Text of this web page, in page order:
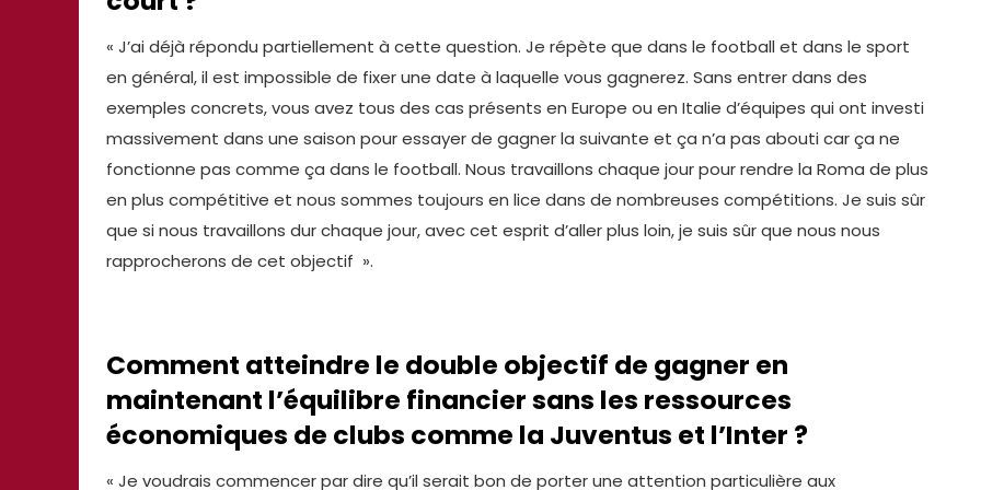
« J’ai déjà répondu partiellement à cette question. Je répète que dans le football et dans le sport
en général, il est impossible de fixer une date à laquelle vous gagnerez. Sans entrer dans des
exemples concrets, vous avez tous des cas présents en Europe ou en Italie d’équipes qui ont investi
massivement dans une saison pour essayer de gagner la suivante et ça n’a pas abouti car ça ne
fonctionne pas comme ça dans le football. Nous travaillons chaque jour pour rendre la Roma de plus
en plus compétitive et nous sommes toujours en lice dans de nombreuses compétitions. Je suis sûr
que si nous travaillons dur chaque jour, avec cet esprit d’aller plus loin, je suis sûr que nous nous
rapprocherons de cet objectif ».
Comment atteindre le double objectif de gagner en
maintenant l’équilibre financier sans les ressources
économiques de clubs comme la Juventus et l’Inter ?
« Je voudrais commencer par dire qu’il serait bon de porter une attention particulière aux